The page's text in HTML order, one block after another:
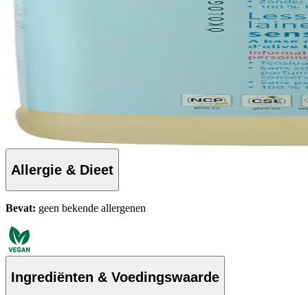
Allergie & Dieet
Bevat: geen bekende allergenen
Ingrediënten & Voedingswaarde